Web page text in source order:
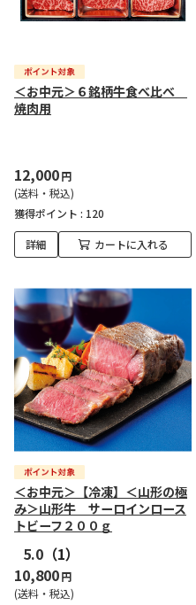
＜お中元＞６銘柄牛食べ比べ
焼肉用
12,000円
(送料・税込)
獲得ポイント : 120
詳細 カートに入れる
＜お中元＞【冷凍】＜山形の極
み＞山形牛 サーロインロース
トビーフ２００ｇ
5.0 （1）
10,800円
(送料・税込)